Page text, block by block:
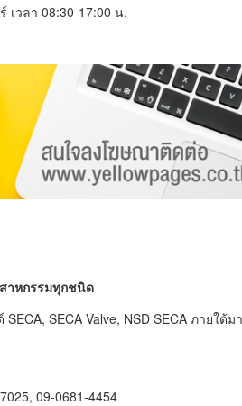
เวลา 08:30-17:00 น.
าหกรรมทุกชนิด
SECA Valve, NSD SECA ภายใต้
09-0681-4454